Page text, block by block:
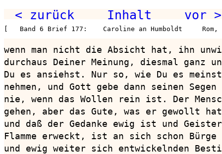
< zurück Inhalt vor >
[   Band 6 Brief 177:    Caroline an Humboldt
wenn man nicht die Absicht hat, ihn
durchaus Deiner Meinung, diesmal
Du es ansiehst. Nur so, wie Du es
nehmen, und Gott gebe dann seinen
nie, wenn das Wollen rein ist. Der
gehen, aber das Gute, was er gewollt
und daß der Gedanke ewig ist und
Flamme erweckt, ist an sich schon
und ewig weiter sich entwickelnden